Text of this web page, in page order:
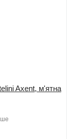
Axent, м'ятна